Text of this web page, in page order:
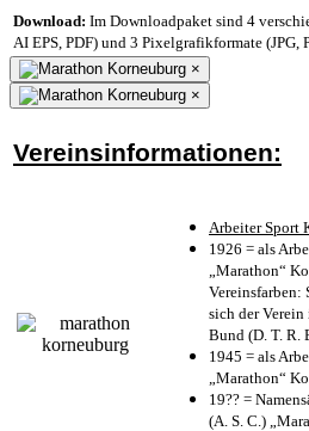
Download: Im Downloadpaket sind 4
AI EPS, PDF) und 3 Pixelgrafikformate (JPG,
×
×
Vereinsinformationen:
Arbeiter Sport
1926 = als
„Marathon“
Vereinsfarben:
sich der
Bund (D. T. R.
1945 = als
„Marathon“
19?? =
(A. S. C.)